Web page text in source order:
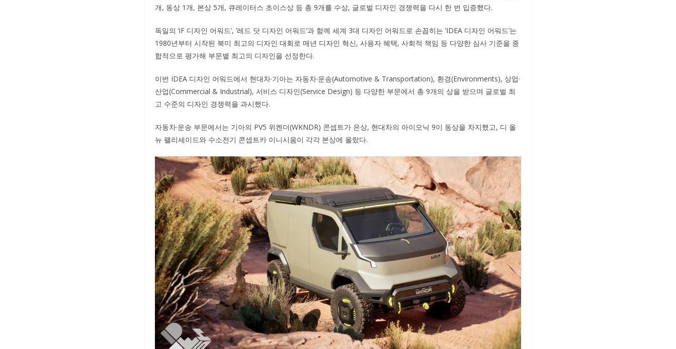
개, 동상 1개, 본상 5개, 큐레이터스 초이스상 등 총 9개를 수상, 글로벌 디자인 경쟁력을 다시 한 번 입증했다.
독일의 ‘iF 디자인 어워드’, ‘레드 닷 디자인 어워드’과 함께 세계 3대 디자인 어워드로 손꼽히는 ‘IDEA 디자인 어워드’는
1980년부터 시작된 북미 최고의 디자인 대회로 매년 디자인 혁신, 사용자 혜택, 사회적 책임 등 다양한 심사 기준을 종
합적으로 평가해 부문별 최고의 디자인을 선정한다.
이번 IDEA 디자인 어워드에서 현대차·기아는 자동차·운송(Automotive & Transportation), 환경(Environments), 상업·
산업(Commercial & Industrial), 서비스 디자인(Service Design) 등 다양한 부문에서 총 9개의 상을 받으며 글로벌 최
고 수준의 디자인 경쟁력을 과시했다.
자동차·운송 부문에서는 기아의 PV5 위켄더(WKNDR) 콘셉트가 은상, 현대차의 아이오닉 9이 동상을 차지했고, 디 올
뉴 팰리세이드와 수소전기 콘셉트카 이니시움이 각각 본상에 올랐다.